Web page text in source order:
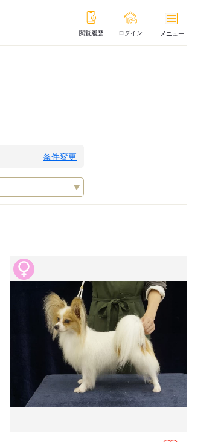
閲覧履歴 ログイン メニュー
条件変更